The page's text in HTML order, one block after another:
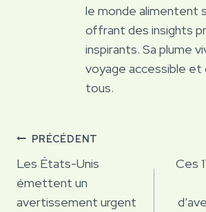
le monde alimentent
offrant des insights
inspirants. Sa plume
voyage accessible et
tous.
Navigation
de
l’article
PRÉCÉDENT
Les États-Unis
émettent un
avertissement urgent
Ces